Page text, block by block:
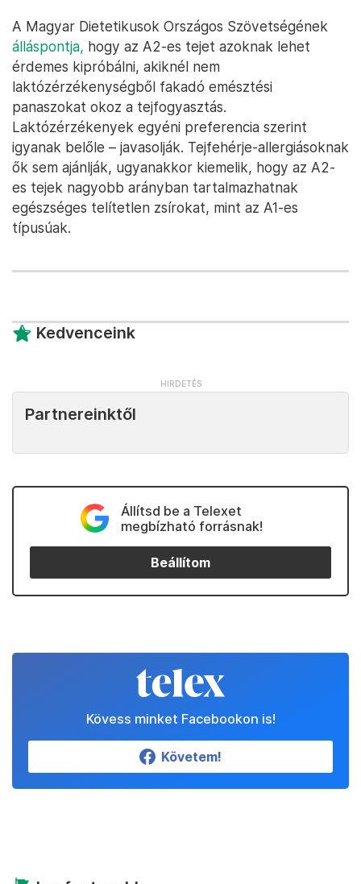
A Magyar Dietetikusok Országos Szövetségének
álláspontja, hogy az A2-es tejet azoknak lehet
érdemes kipróbálni, akiknél nem
laktózérzékenységből fakadó emésztési
panaszokat okoz a tejfogyasztás.
Laktózérzékenyek egyéni preferencia szerint
igyanak belőle – javasolják. Tejfehérje-allergiásoknak
ők sem ajánlják, ugyanakkor kiemelik, hogy az A2-
es tejek nagyobb arányban tartalmazhatnak
egészséges telítetlen zsírokat, mint az A1-es
típusúak.
Kedvenceink
Partnereinktől
Állítsd be a Telexet
megbízható forrásnak!
Beállítom
Kövess minket Facebookon is!
Követem!